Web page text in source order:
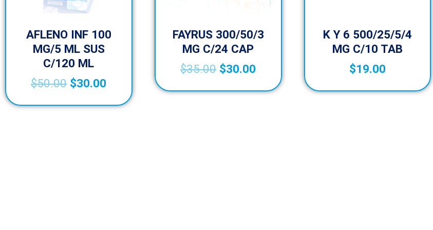
AFLENO INF 100
MG/5 ML SUS
C/120 ML
$50.00 $30.00
FAYRUS 300/50/3
MG C/24 CAP
$35.00 $30.00
K Y 6 500/25/5/4
MG C/10 TAB
$19.00